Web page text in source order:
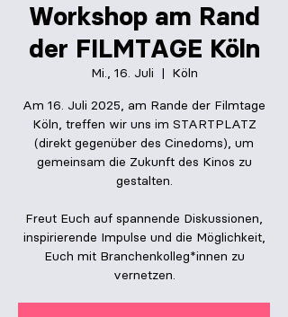
Workshop am Rand
der FILMTAGE Köln
Mi., 16. Juli
  |
Köln
Am 16. Juli 2025, am Rande der Filmtage
Köln, treffen wir uns im STARTPLATZ
(direkt gegenüber des Cinedoms), um
gemeinsam die Zukunft des Kinos zu
gestalten.
Freut Euch auf spannende Diskussionen,
inspirierende Impulse und die Möglichkeit,
Euch mit Branchenkolleg*innen zu
vernetzen.